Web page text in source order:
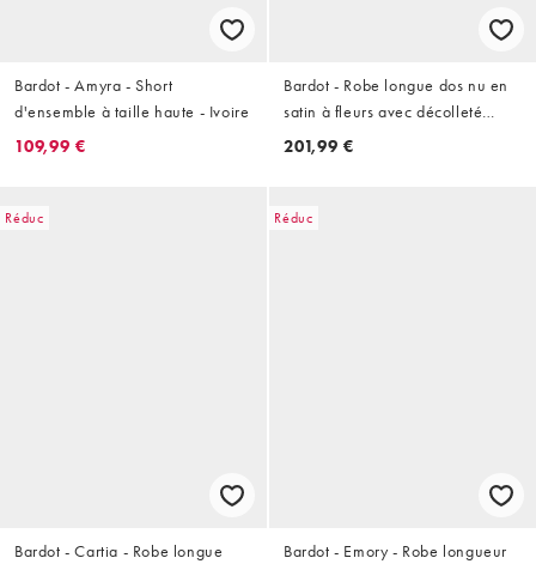
Bardot - Amyra - Short
d'ensemble à taille haute - Ivoire
109,99 €
Bardot - Robe longue dos nu en
satin à fleurs avec décolleté
plongeant et bretelles fines -
201,99 €
Réduc
Bardot - Cartia - Robe longue
Réduc
Bardot - Emory - Robe longueur